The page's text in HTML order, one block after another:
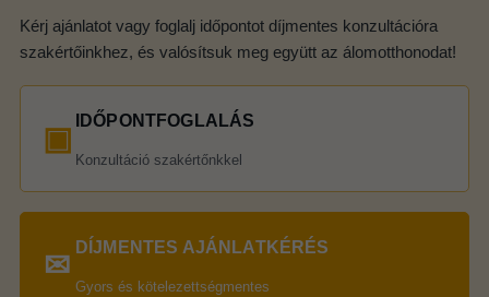
Kérj ajánlatot vagy foglalj időpontot díjmentes konzultációra
szakértőinkhez, és valósítsuk meg együtt az álomotthonodat!
▣ IDŐPONTFOGLALÁS
Konzultáció szakértőnkkel
✉ DÍJMENTES AJÁNLATKÉRÉS
Gyors és kötelezettségmentes